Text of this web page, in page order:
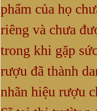
phẩm của họ
riêng và chưa
trong khi gặp
rượu đã thành
nhãn hiệu rượu